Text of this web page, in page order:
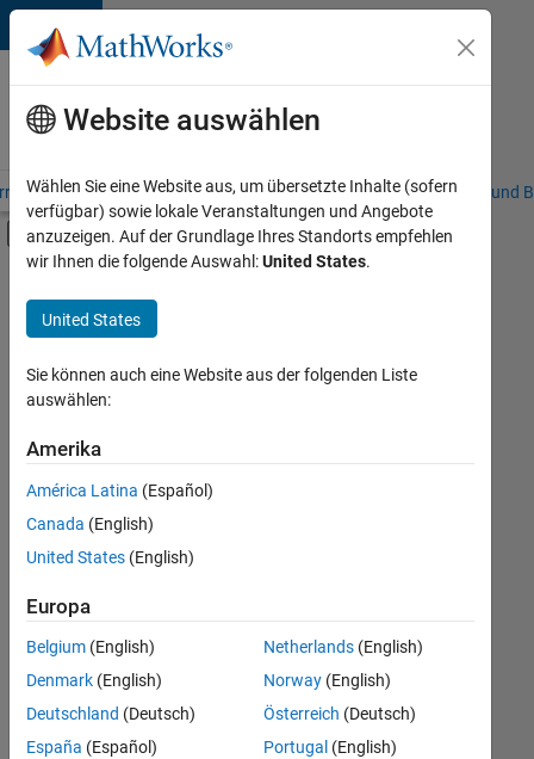
Weiter zum Inhalt
Karriere
bei
MathWorks
– Übersicht Stellensuche Niederlassungen Studierende und
Umschaltung für Off-Canvas-
Hauptinhalt
Information Technology
Education Sales
Sales Operations
Marketing Communications
Marketing Services
Human Resources
Legal
Büro- und Verwaltungsdienste
+7
Derzeit
es
keine
offenen
Stellen,
Ihren
Suchkriterien
entsprechen.
können
die
Website auswählen
Wählen Sie eine Website aus, um übersetzte Inhalte (sofern
verfügbar) sowie lokale Veranstaltungen und Angebote
anzuzeigen. Auf der Grundlage Ihres Standorts empfehlen
wir Ihnen die folgende Auswahl:United States.
United States
Sie können auch eine Website aus der folgenden Liste
auswählen:
Amerika
América Latina (Español)
Canada (English)
United States (English)
Europa
Belgium (English)
Denmark (English)
Deutschland (Deutsch)
España (Español)
Netherlands(English)
Norway(English)
Österreich (Deutsch)
Portugal (English)